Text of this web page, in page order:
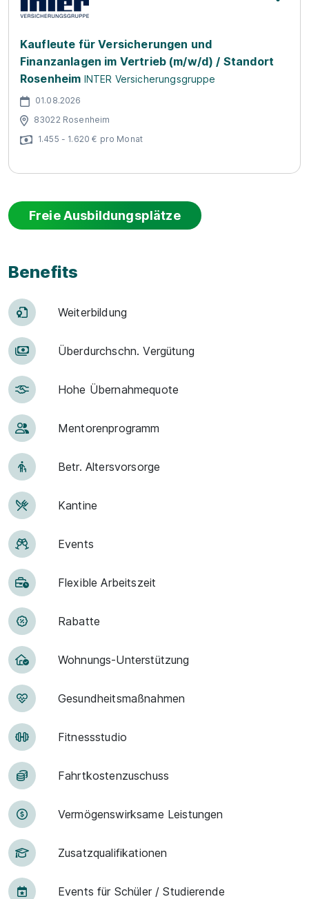
Kaufleute für Versicherungen und
Finanzanlagen im Vertrieb (m/w/d) / Standort
Rosenheim INTER Versicherungsgruppe
01.08.2026
83022 Rosenheim
1.455 - 1.620 € pro Monat
Freie Ausbildungsplätze
Benefits
Weiter­bildung
Über­durch­schn. Ver­gü­tung
Hohe Über­nah­me­quote
Men­to­ren­pro­gramm
Betr. Alters­vor­sorge
Kantine
Events
Flexible Arbeitszeit
Rabatte
Woh­nungs-Un­ter­stüt­zung
Ge­sund­heits­maß­nah­men
Fit­ness­stu­dio
Fahrt­kosten­zu­schuss
Vermögens­wirksame Leistungen
Zu­satz­qua­li­fi­ka­tio­nen
Events für Schü­ler / Stu­die­ren­de